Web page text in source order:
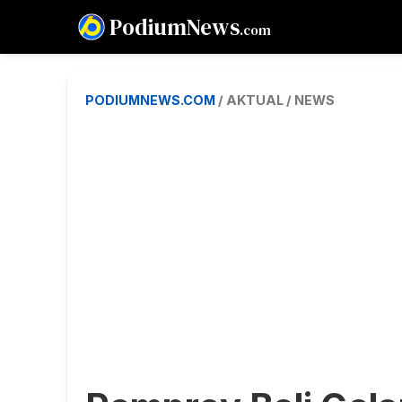
PodiumNews.com
PODIUMNEWS.COM / AKTUAL / NEWS